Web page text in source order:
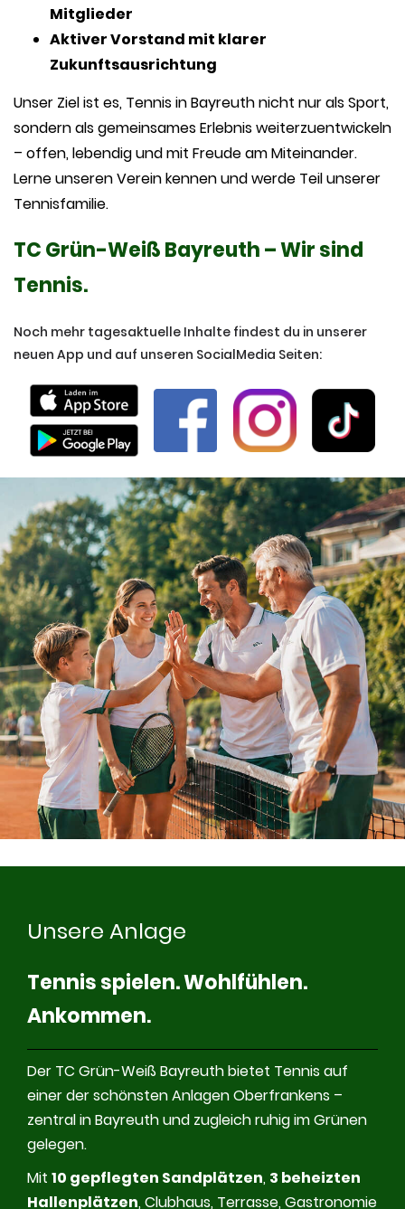
Mitglieder
Aktiver Vorstand mit klarer
Zukunftsausrichtung
Unser Ziel ist es, Tennis in Bayreuth nicht nur als Sport,
sondern als gemeinsames Erlebnis weiterzuentwickeln
– offen, lebendig und mit Freude am Miteinander.
Lerne unseren Verein kennen und werde Teil unserer
Tennisfamilie.
TC Grün-Weiß Bayreuth – Wir sind
Tennis.
Noch mehr tagesaktuelle Inhalte findest du in unserer
neuen App und auf unseren SocialMedia Seiten:
Unsere Anlage
Tennis spielen. Wohlfühlen.
Ankommen.
Der TC Grün-Weiß Bayreuth bietet Tennis auf
einer der schönsten Anlagen Oberfrankens –
zentral in Bayreuth und zugleich ruhig im Grünen
gelegen.
Mit 10 gepflegten Sandplätzen, 3 beheizten
Hallenplätzen, Clubhaus, Terrasse, Gastronomie